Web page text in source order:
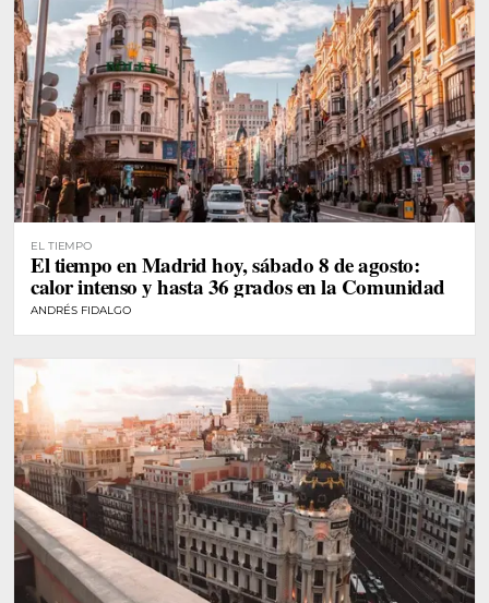
EL TIEMPO
El tiempo en Madrid hoy, sábado 8 de agosto:
calor intenso y hasta 36 grados en la Comunidad
ANDRÉS FIDALGO